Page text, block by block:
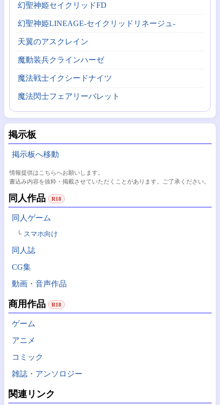
掲示板
掲示板へ移動
情報提供はこちらへお願いします。
書込み内容を抜粋・掲載させていただくことがあります。ご了承ください。
同人作品 R18
同人ゲーム
スマホ向け
同人誌
CG集
動画・音声作品
商用作品 R18
ゲーム
アニメ
コミック
雑誌・アンソロジー
関連リンク
幻聖神姫セイクリッドFD
幻聖神姫LINEAGE-セイクリッドリネージュ-
天翼のアスクレイン
魔動装兵クラインハーゼ
魔法戦士イクシードナイツ
魔法閃士フェアリーバレット